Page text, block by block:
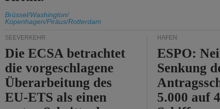
Brüssel/Washington/
Kopenhagen/Piräus/Rotterdam
SEEVERKEHR
Die ECSA betrachtet
die vorgeschlagene
Überarbeitung des
EU-ETS als einen
HÄFEN
ESPO:
Senkung
5.000 auf